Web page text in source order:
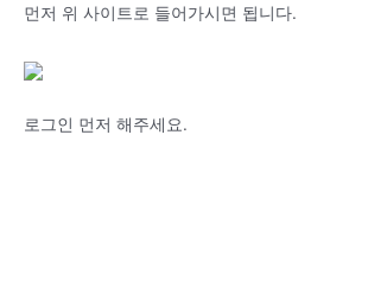
먼저 위 사이트로 들어가시면 됩니다.
로그인 먼저 해주세요.